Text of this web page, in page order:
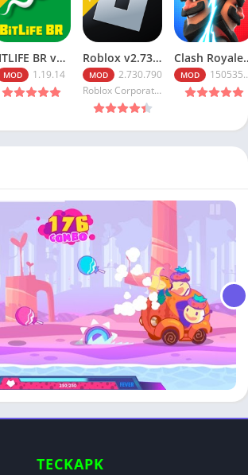
BITLIFE BR v1.19.14 MOD APK PREMIUM MEDIAFIRE 2026
MOD 1.19.14
Roblox v2.730.790 Robux Infinitos (2026): Baixe o Mod Menu
MOD
2.730.790
Roblox Corporation
Clash Royale
MOD 150535020
TECKAPK